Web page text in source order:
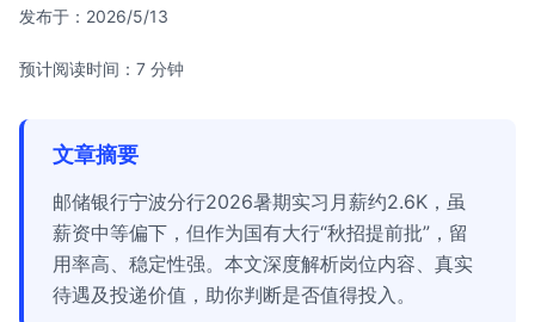
发布于： 2026/5/13
预计阅读时间：7 分钟
文章摘要
邮储银行宁波分行2026暑期实习月薪约2.6K，虽
薪资中等偏下，但作为国有大行“秋招提前批”，留
用率高、稳定性强。本文深度解析岗位内容、真实
待遇及投递价值，助你判断是否值得投入。